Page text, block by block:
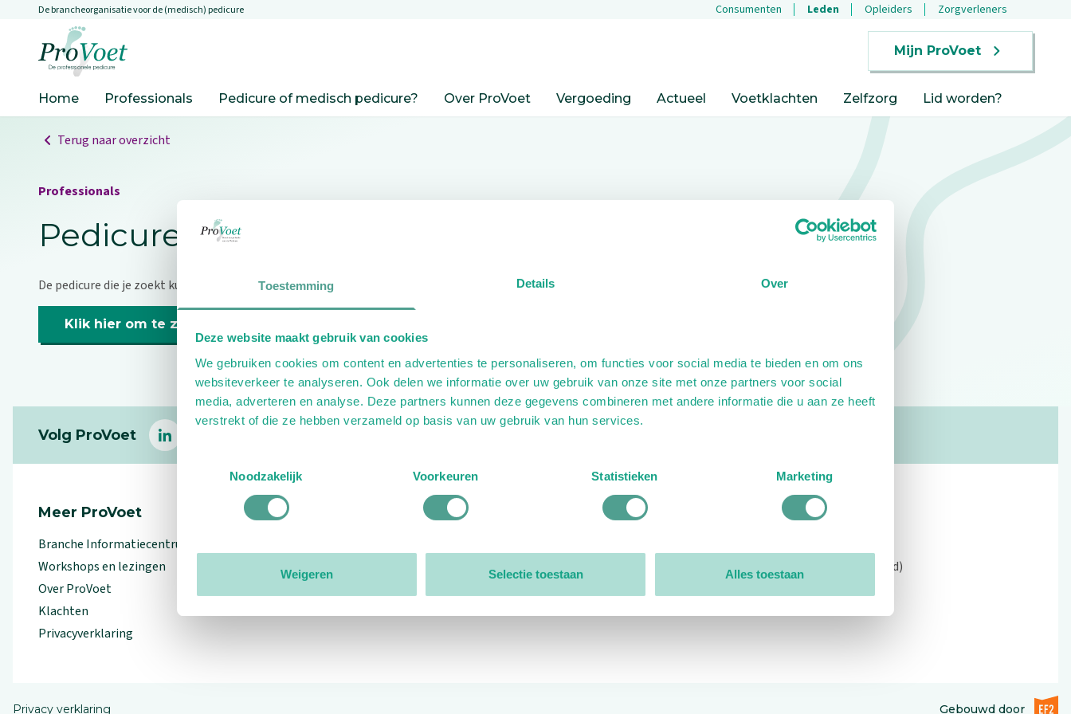
Toestemming Details Over
Deze website maakt gebruik van cookies
We gebruiken cookies om content en advertenties te personaliseren, om functies voor social media te bieden en om ons
websiteverkeer te analyseren. Ook delen we informatie over uw gebruik van onze site met onze partners voor social
media, adverteren en analyse. Deze partners kunnen deze gegevens combineren met andere informatie die u aan ze heeft
verstrekt of die ze hebben verzameld op basis van uw gebruik van hun services.
Noodzakelijk
Voorkeuren Statistieken Marketing
Weigeren Selectie toestaan Alles toestaan
Overslaan en naar de inhoud gaan
De brancheorganisatie voor de (medisch) pedicure Consumenten Leden Opleiders Zorgverleners
Mijn ProVoet
Home Professionals Pedicure of medisch pedicure? Over ProVoet Vergoeding Actueel Voetklachten Zelfzorg Lid worden?
Terug naar overzicht
Professionals
Pedicure niet gevonden
De pedicure die je zoekt kunnen we niet vinden.
Klik hier om te zoeken naar een andere pedicure.
Volg ProVoet
linkedin
Meer ProVoet
Branche Informatiecentrum
Workshops en lezingen
Over ProVoet
Klachten
Privacyverklaring
Organisatie
Open: 09:00 - 12:30 (alleen ochtend)
Privacy verklaring Gebouwd doorEF2